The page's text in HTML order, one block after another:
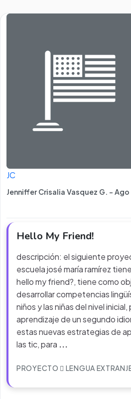
JC
Jenniffer Crisalia Vasquez G. -
Hello My Friend!
descripción: el siguiente
escuela josé maría ramírez
hello my friend?, tiene como
desarrollar competencias
niños y las niñas del nivel inicial,
aprendizaje de un segundo
estas nuevas estrategias de
las tic, para ...
PROYECTO LENGUA